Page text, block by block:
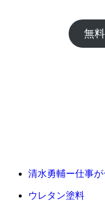
無
清水勇輔ー仕事
ウレタン塗料